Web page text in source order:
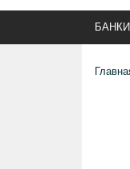
БАНКИ